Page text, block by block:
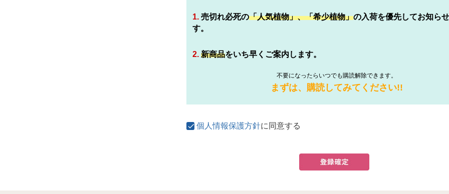
1. 売切れ必死の「人気植物」、「希少植物」の入荷を優先してお知ら
す。
2. 新商品をいち早くご案内します。
不要になったらいつでも購読解除できます。
まずは、購読してみてください!!
個人情報保護方針に同意する